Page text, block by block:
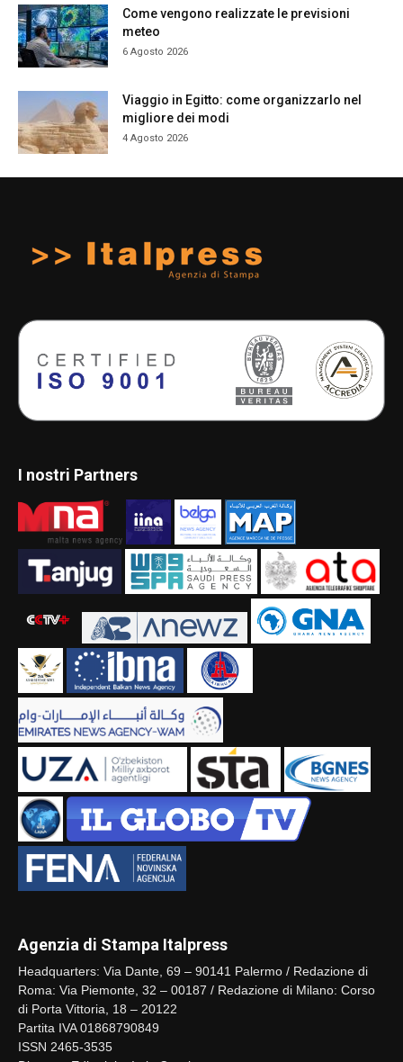
Come vengono realizzate le previsioni
meteo
6 Agosto 2026
Viaggio in Egitto: come organizzarlo nel
migliore dei modi
4 Agosto 2026
I nostri Partners
Agenzia di Stampa Italpress
Headquarters: Via Dante, 69 – 90141 Palermo / Redazione di
Roma: Via Piemonte, 32 – 00187 / Redazione di Milano: Corso
di Porta Vittoria, 18 – 20122
Partita IVA 01868790849
ISSN 2465-3535